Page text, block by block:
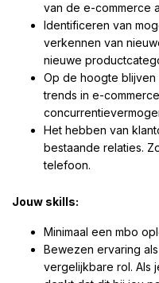
van de e-commerce
Identificeren van
verkennen van
nieuwe
Op de hoogte
trends in e-
Het hebben van
bestaande relaties.
telefoon.
Jouw skills:
Minimaal een mbo
Bewezen ervaring
vergelijkbare rol. Als